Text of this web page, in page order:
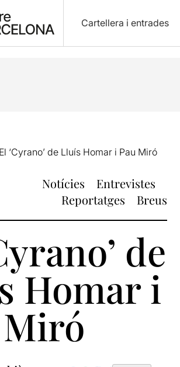
Cartellera i entrades
El ‘Cyrano’ de Lluís Homar i Pau Miró
Notícies
Entrevistes
Reportatges
Breus
de
Homar i